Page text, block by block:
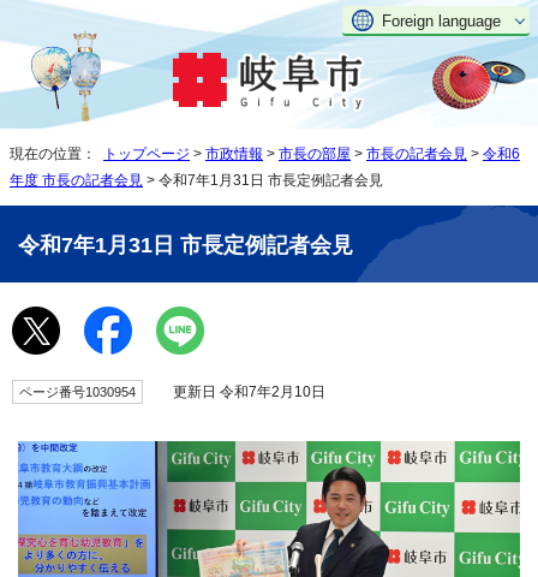
Foreign language
現在の位置： トップページ > 市政情報 > 市長の部屋 > 市長の記者会見 > 令和6
年度 市長の記者会見 > 令和7年1月31日 市長定例記者会見
令和7年1月31日 市長定例記者会見
ページ番号1030954 更新日 令和7年2月10日